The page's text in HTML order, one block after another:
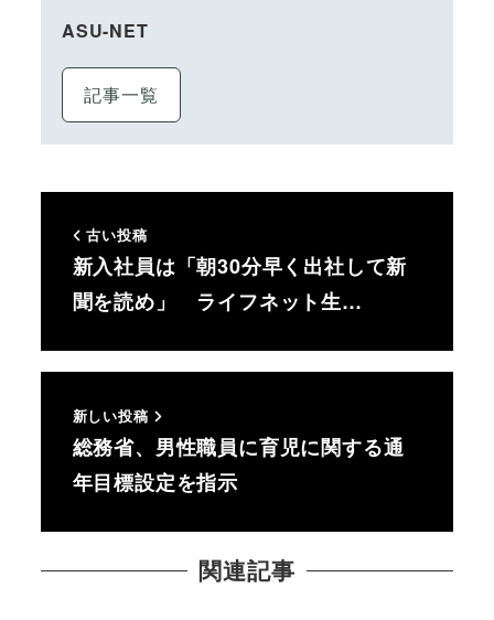
ASU-NET
記事一覧
古い投稿
新入社員は「朝30分早く出社して新
聞を読め」 ライフネット生…
新しい投稿
総務省、男性職員に育児に関する通
年目標設定を指示
関連記事